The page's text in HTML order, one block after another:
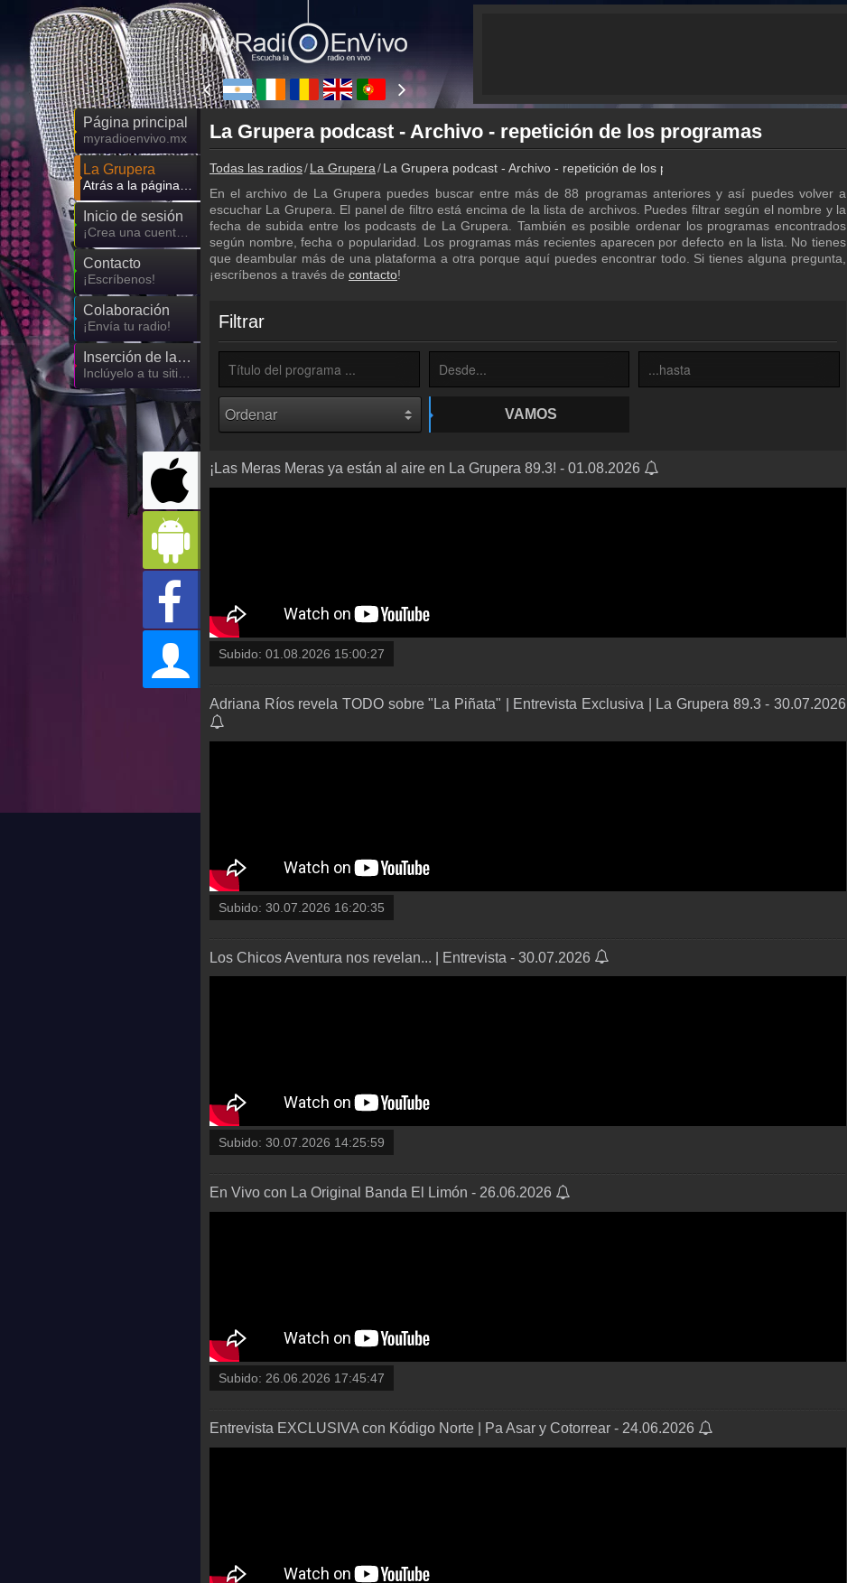
Página principal
myradioenvivo.mx
La Grupera
Inicio de sesión
Contacto
¡Escríbenos!
Colaboración
¡Envía tu radio!
Inserción de la radio
La Grupera podcast - Archivo - repetición de los programas
Todas las radios La Grupera
La Grupera podcast - Archivo - repetición de los programas
En el archivo de La Grupera puedes buscar entre más de 88 programas anteriores y así puedes volver a
escuchar La Grupera. El panel de filtro está encima de la lista de archivos. Puedes filtrar según el nombre y la
fecha de subida entre los podcasts de La Grupera. También es posible ordenar los programas encontrados
según nombre, fecha o popularidad. Los programas más recientes aparecen por defecto en la lista. No tienes
que deambular más de una plataforma a otra porque aquí puedes encontrar todo. Si tienes alguna pregunta,
¡escríbenos a través de contacto!
Filtrar
VAMOS
¡Las Meras Meras ya están al aire en La Grupera 89.3! - 01.08.2026
Subido: 01.08.2026 15:00:27
Adriana Ríos revela TODO sobre "La Piñata" | Entrevista Exclusiva | La Grupera 89.3 - 30.07.2026
Subido: 30.07.2026 16:20:35
Los Chicos Aventura nos revelan... | Entrevista - 30.07.2026
Subido: 30.07.2026 14:25:59
En Vivo con La Original Banda El Limón - 26.06.2026
Subido: 26.06.2026 17:45:47
Entrevista EXCLUSIVA con Kódigo Norte | Pa Asar y Cotorrear - 24.06.2026